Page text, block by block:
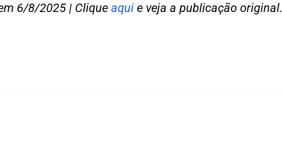
6/8/2025 | Clique aquie veja a publicação original.